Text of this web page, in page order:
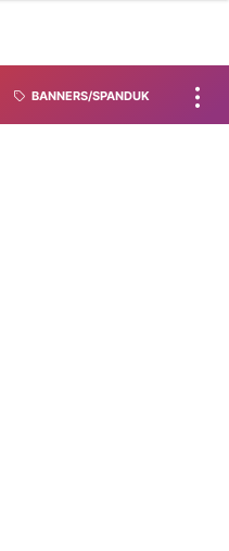
BANNERS/SPANDUK